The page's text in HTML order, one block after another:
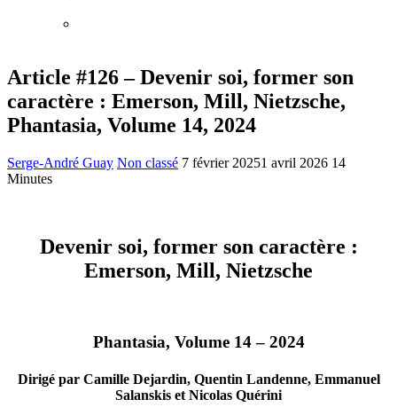
Article #126 – Devenir soi, former son
caractère : Emerson, Mill, Nietzsche,
Phantasia, Volume 14, 2024
Serge-André Guay Non classé 7 février 20251 avril 2026 14
Minutes
Devenir soi, former son caractère :
Emerson, Mill, Nietzsche
Phantasia, Volume 14 – 2024
Dirigé par Camille Dejardin, Quentin Landenne, Emmanuel
Salanskis et Nicolas Quérini